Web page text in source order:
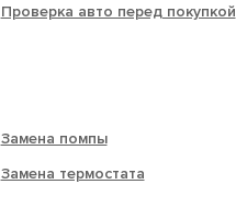
Проверка авто перед покупкой
Замена помпы
Замена термостата